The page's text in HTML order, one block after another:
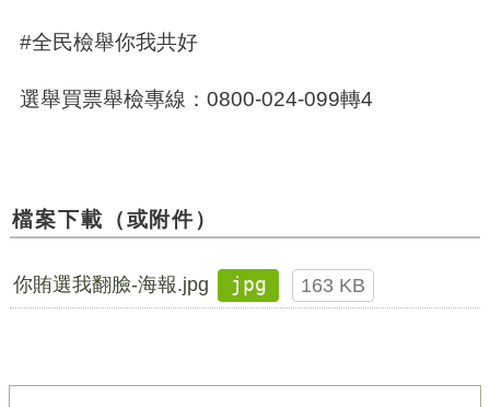
#全民檢舉你我共好
選舉買票舉檢專線： 0800-024-099轉4
檔案下載（或附件）
你賄選我翻臉-海報.jpg jpg 163 KB